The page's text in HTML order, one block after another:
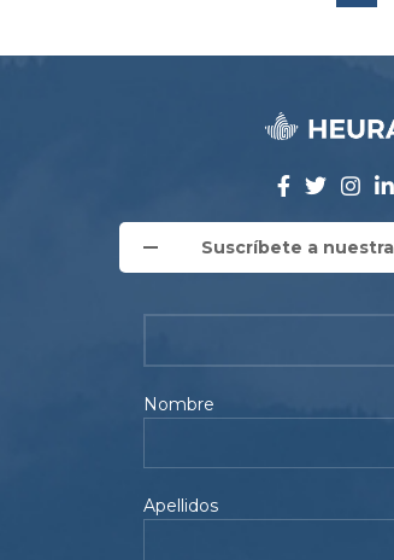
Suscríbete a
Nombre
Apellidos